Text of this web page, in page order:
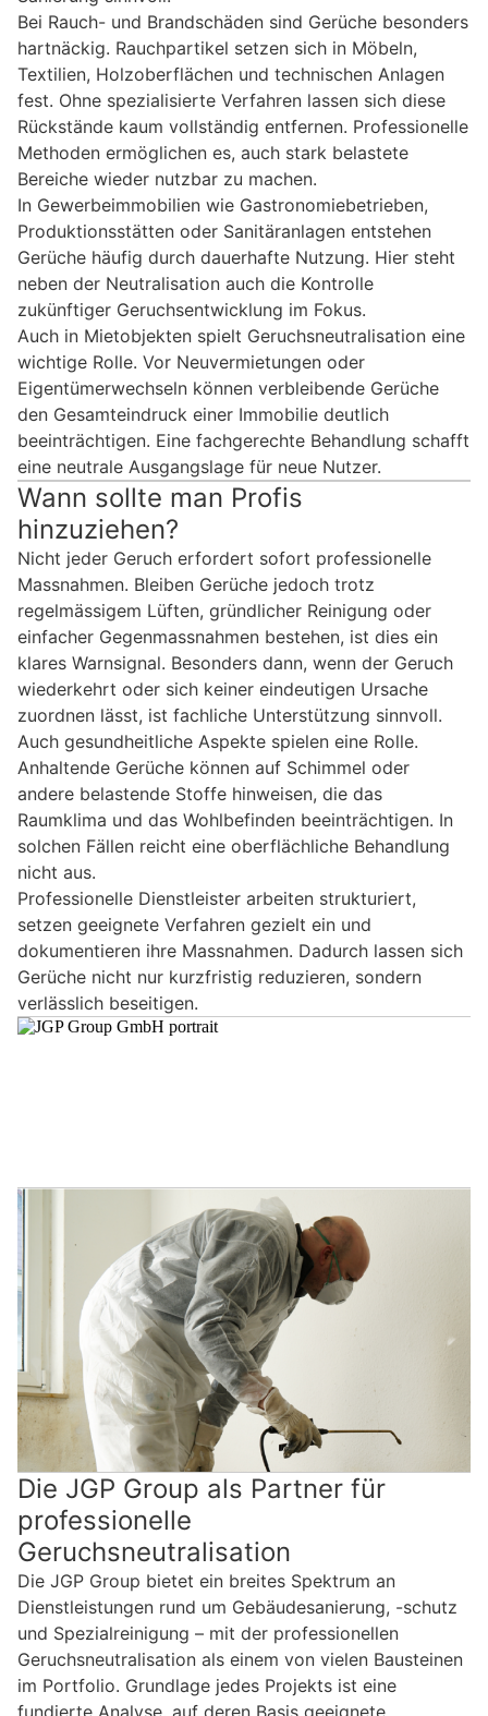
Bei Rauch- und Brandschäden sind Gerüche besonders
hartnäckig. Rauchpartikel setzen sich in Möbeln,
Textilien, Holzoberflächen und technischen Anlagen
fest. Ohne spezialisierte Verfahren lassen sich diese
Rückstände kaum vollständig entfernen. Professionelle
Methoden ermöglichen es, auch stark belastete
Bereiche wieder nutzbar zu machen.
In Gewerbeimmobilien wie Gastronomiebetrieben,
Produktionsstätten oder Sanitäranlagen entstehen
Gerüche häufig durch dauerhafte Nutzung. Hier steht
neben der Neutralisation auch die Kontrolle
zukünftiger Geruchsentwicklung im Fokus.
Auch in Mietobjekten spielt Geruchsneutralisation eine
wichtige Rolle. Vor Neuvermietungen oder
Eigentümerwechseln können verbleibende Gerüche
den Gesamteindruck einer Immobilie deutlich
beeinträchtigen. Eine fachgerechte Behandlung schafft
eine neutrale Ausgangslage für neue Nutzer.
Wann sollte man Profis
hinzuziehen?
Nicht jeder Geruch erfordert sofort professionelle
Massnahmen. Bleiben Gerüche jedoch trotz
regelmässigem Lüften, gründlicher Reinigung oder
einfacher Gegenmassnahmen bestehen, ist dies ein
klares Warnsignal. Besonders dann, wenn der Geruch
wiederkehrt oder sich keiner eindeutigen Ursache
zuordnen lässt, ist fachliche Unterstützung sinnvoll.
Auch gesundheitliche Aspekte spielen eine Rolle.
Anhaltende Gerüche können auf Schimmel oder
andere belastende Stoffe hinweisen, die das
Raumklima und das Wohlbefinden beeinträchtigen. In
solchen Fällen reicht eine oberflächliche Behandlung
nicht aus.
Professionelle Dienstleister arbeiten strukturiert,
setzen geeignete Verfahren gezielt ein und
dokumentieren ihre Massnahmen. Dadurch lassen sich
Gerüche nicht nur kurzfristig reduzieren, sondern
verlässlich beseitigen.
Die JGP Group als Partner für
professionelle
Geruchsneutralisation
Die JGP Group bietet ein breites Spektrum an
Dienstleistungen rund um Gebäudesanierung, -schutz
und Spezialreinigung – mit der professionellen
Geruchsneutralisation als einem von vielen Bausteinen
im Portfolio. Grundlage jedes Projekts ist eine
fundierte Analyse, auf deren Basis geeignete